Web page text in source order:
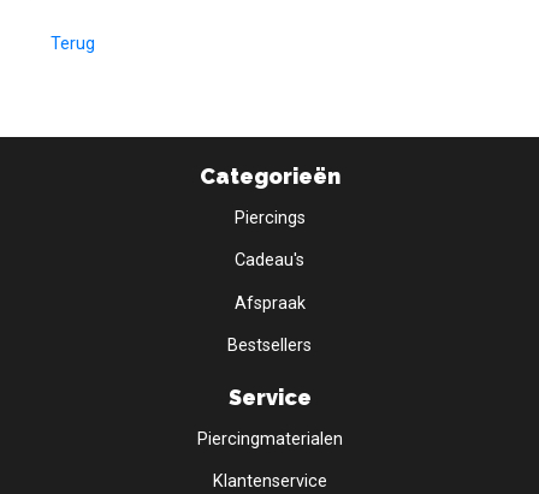
Terug
Categorieën
Piercings
Cadeau's
Afspraak
Bestsellers
Service
Piercingmaterialen
Klantenservice